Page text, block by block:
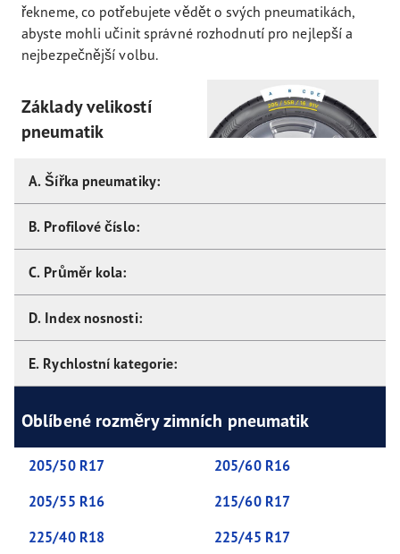
řekneme, co potřebujete vědět o svých pneumatikách,
abyste mohli učinit správné rozhodnutí pro nejlepší a
nejbezpečnější volbu.
Základy velikostí
pneumatik
A. Šířka pneumatiky:
B. Profilové číslo:
C. Průměr kola:
D. Index nosnosti:
E. Rychlostní kategorie:
Oblíbené rozměry zimních pneumatik
205/50 R17
205/60 R16
205/55 R16
215/60 R17
225/40 R18
225/45 R17